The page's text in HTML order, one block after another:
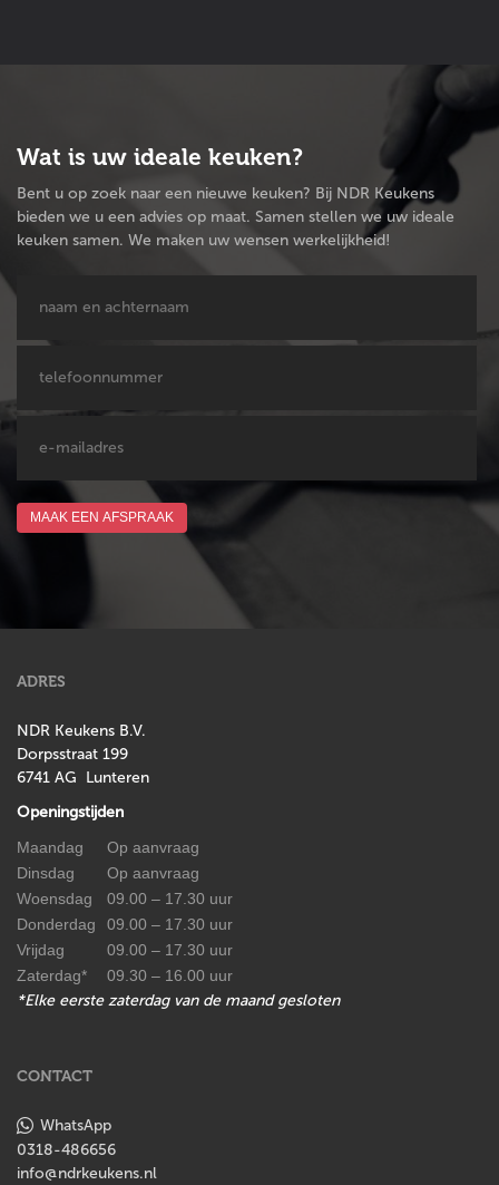
Wat is uw ideale keuken?
Bent u op zoek naar een nieuwe keuken? Bij NDR Keukens
bieden we u een advies op maat. Samen stellen we uw ideale
keuken samen. We maken uw wensen werkelijkheid!
MAAK EEN AFSPRAAK
ADRES
NDR Keukens B.V.
Dorpsstraat 199
6741 AG Lunteren
Openingstijden
Maandag
Op aanvraag
Dinsdag
Op aanvraag
Woensdag
09.00 – 17.30 uur
Donderdag
09.00 – 17.30 uur
Vrijdag
09.00 – 17.30 uur
Zaterdag*
09.30 – 16.00 uur
*Elke eerste zaterdag van de maand gesloten
CONTACT
WhatsApp
0318-486656
info@ndrkeukens.nl